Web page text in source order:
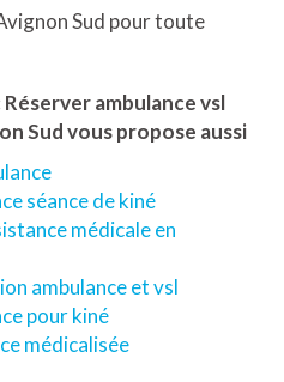
Sud pour toute
Réserver ambulance vsl
Sud vous propose aussi
séance de kiné
médicale en
ambulance et vsl
pour kiné
médicalisée